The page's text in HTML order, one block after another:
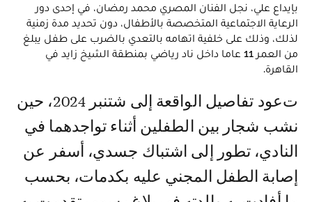
بإيداع علي، نجل الفنان المصري محمد رمضان، في إحدى دور
الرعاية الاجتماعية المتخصصة بالأطفال، دون تحديد مدة زمنية
لذلك، وذلك على خلفية اتهامه بالتعدي بالضرب على طفل يبلغ
من العمر 11 عاما داخل ناد رياضي بمنطقة الشيخ زايد في
القاهرة.
تعود تفاصيل الواقعة إلى شتنبر 2024، حين
نشب شجار بين الطفلين أثناء تواجدهما في
النادي، تطور إلى اشتباك جسدي، أسفر عن
إصابة الطفل المجني عليه بكدمات، بحسب